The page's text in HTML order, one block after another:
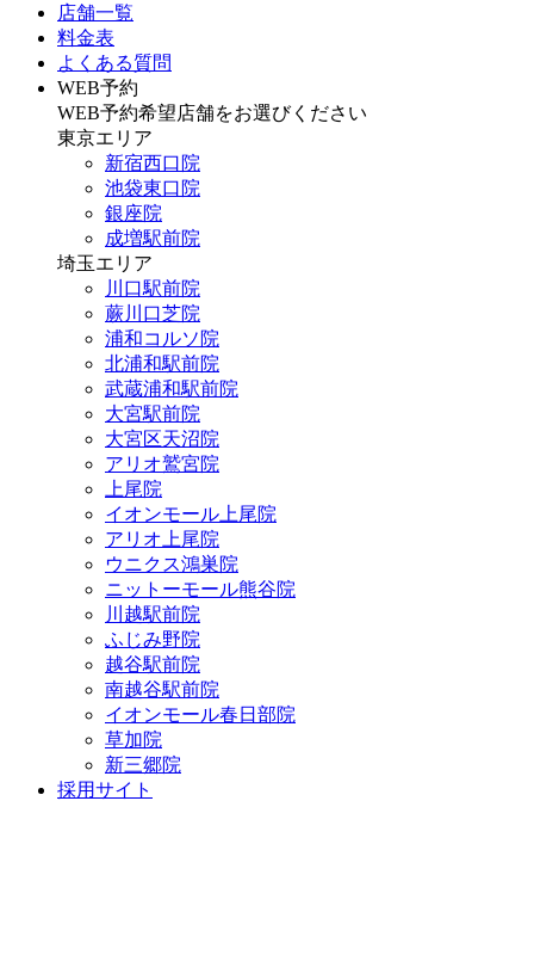
店舗一覧
料金表
よくある質問
WEB予約
WEB予約希望店舗をお選びください
東京エリア
新宿西口院
池袋東口院
銀座院
成増駅前院
埼玉エリア
川口駅前院
蕨川口芝院
浦和コルソ院
北浦和駅前院
武蔵浦和駅前院
大宮駅前院
大宮区天沼院
アリオ鷲宮院
上尾院
イオンモール上尾院
アリオ上尾院
ウニクス鴻巣院
ニットーモール熊谷院
川越駅前院
ふじみ野院
越谷駅前院
南越谷駅前院
イオンモール春日部院
草加院
新三郷院
採用サイト